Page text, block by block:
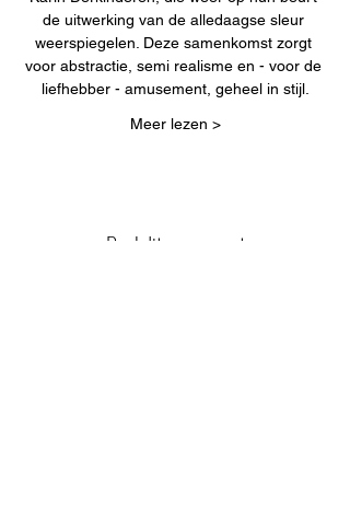
de uitwerking van de alledaagse sleur
weerspiegelen. Deze samenkomst zorgt
voor abstractie, semi realisme en - voor de
liefhebber - amusement, geheel in stijl.
Meer lezen >
Deel dit evenement